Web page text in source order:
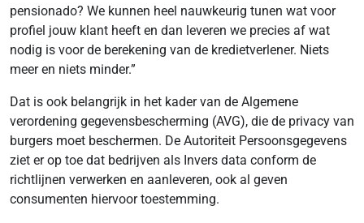
pensionado? We kunnen heel nauwkeurig tunen wat voor
profiel jouw klant heeft en dan leveren we precies af wat
nodig is voor de berekening van de kredietverlener. Niets
meer en niets minder.”
Dat is ook belangrijk in het kader van de Algemene
verordening gegevensbescherming (AVG), die de privacy van
burgers moet beschermen. De Autoriteit Persoonsgegevens
ziet er op toe dat bedrijven als Invers data conform de
richtlijnen verwerken en aanleveren, ook al geven
consumenten hiervoor toestemming.